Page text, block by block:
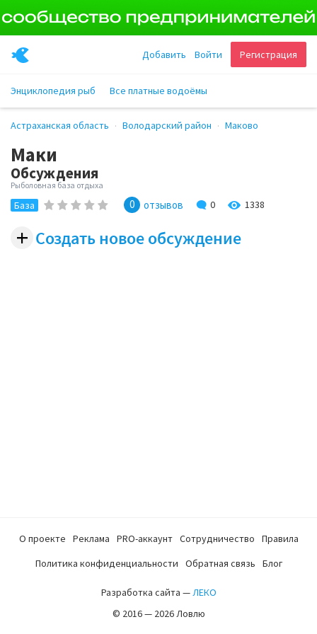
Регистрация
Войти
Добавить
Энциклопедия рыб Все платные водоёмы
Астраханская область Володарский район Маково
Маки
Обсуждения
Рыболовная база отдыха
База 0 отзывов 0 1338
+ Создать новое обсуждение
О проекте Реклама PRO-аккаунт Сотрудничество
Правила
Политика конфиденциальности
Обратная связь Блог
Разработка сайта —ЛЕКО
© 2016 — 2026 Ловлю